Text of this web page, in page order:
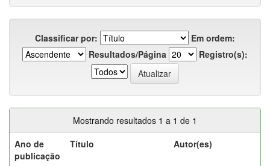
Classificar por:
Em ordem:
Resultados/Página
Registro(s):
Mostrando resultados 1 a 1 de 1
Ano de
publicação
Título Autor(es)